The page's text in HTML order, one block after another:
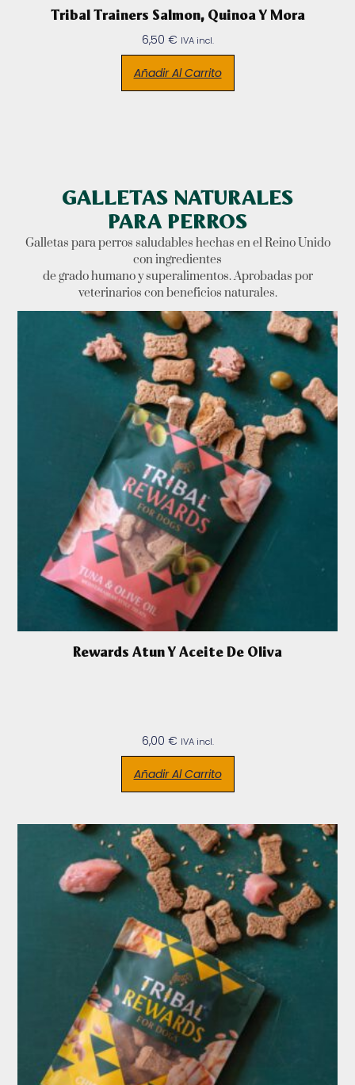
Tribal Trainers Salmon, Quinoa Y Mora
6,50 € IVA incl.
Añadir Al Carrito
GALLETAS NATURALES
PARA PERROS
Galletas para perros saludables hechas en el Reino Unido
con ingredientes
de grado humano y superalimentos. Aprobadas por
veterinarios con beneficios naturales.
Rewards Atun Y Aceite De Oliva
6,00 € IVA incl.
Añadir Al Carrito